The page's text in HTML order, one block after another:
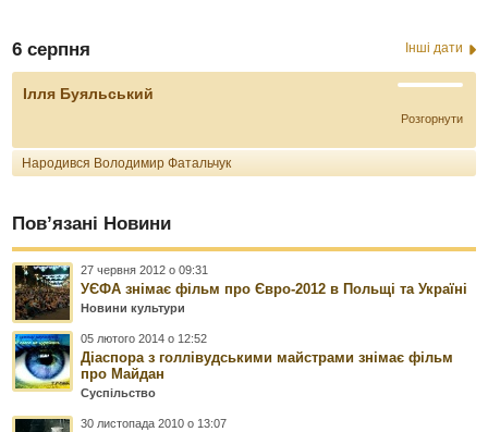
6 серпня Інші дати
Ілля Буяльський
Розгорнути
Народився Володимир Фатальчук
Пов’язані Новини
27 червня 2012 о 09:31
УЄФА знімає фільм про Євро-2012 в Польщі та Україні
Новини культури
05 лютого 2014 о 12:52
Діаспора з голлівудськими майстрами знімає фільм
про Майдан
Суспільство
30 листопада 2010 о 13:07